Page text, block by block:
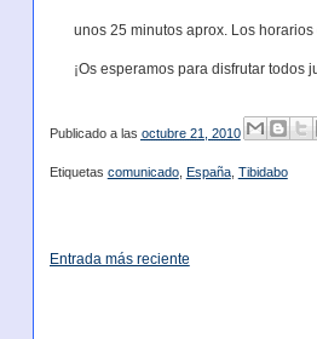
unos 25 minutos aprox. Los
¡Os esperamos para disfrutar todos
Publicado a las octubre 21, 2010
Etiquetas comunicado, España, Tibidabo
Entrada más reciente